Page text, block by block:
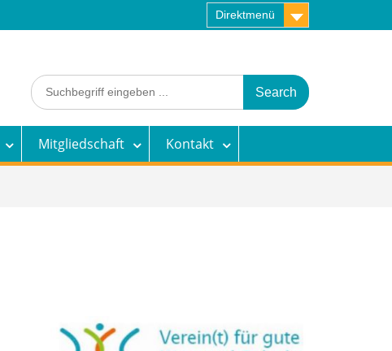
Direktmenü
Search
for:
Mitgliedschaft Kontakt